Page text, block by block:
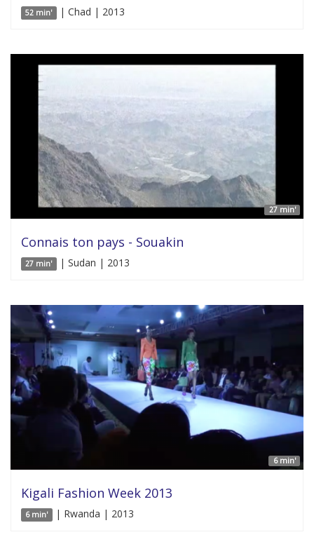
52 min' | Chad | 2013
27 min'
Connais ton pays - Souakin
27 min' | Sudan | 2013
6 min'
Kigali Fashion Week 2013
6 min' | Rwanda | 2013